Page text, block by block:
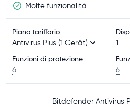
Molte funzionalità
Piano tariffario
Antivirus Plus (1 Gerät) 1
Funzioni di protezione
6 6
Bitdefender Antivirus